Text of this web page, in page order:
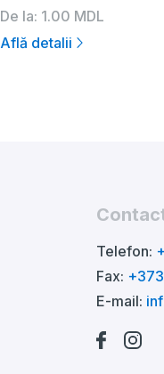
De la: 1.00 MDL
Află detalii
Telefon:
Fax:
E-mail: